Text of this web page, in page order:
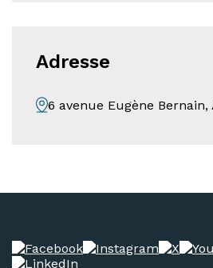
Adresse
6 avenue Eugène